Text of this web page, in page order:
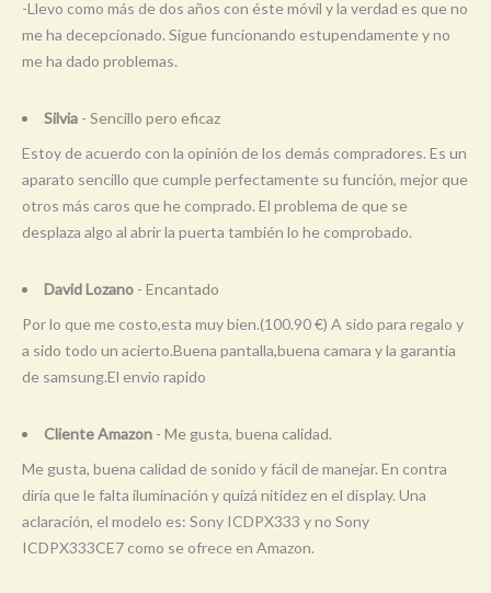
-Llevo como más de dos años con éste móvil y la verdad es que no
me ha decepcionado. Sigue funcionando estupendamente y no
me ha dado problemas.
Silvia - Sencillo pero eficaz
Estoy de acuerdo con la opinión de los demás compradores. Es un
aparato sencillo que cumple perfectamente su función, mejor que
otros más caros que he comprado. El problema de que se
desplaza algo al abrir la puerta también lo he comprobado.
David Lozano - Encantado
Por lo que me costo,esta muy bien.(100.90 €) A sido para regalo y
a sido todo un acierto.Buena pantalla,buena camara y la garantia
de samsung.El envio rapido
Cliente Amazon - Me gusta, buena calidad.
Me gusta, buena calidad de sonido y fácil de manejar. En contra
diría que le falta iluminación y quizá nitidez en el display. Una
aclaración, el modelo es: Sony ICDPX333 y no Sony
ICDPX333CE7 como se ofrece en Amazon.